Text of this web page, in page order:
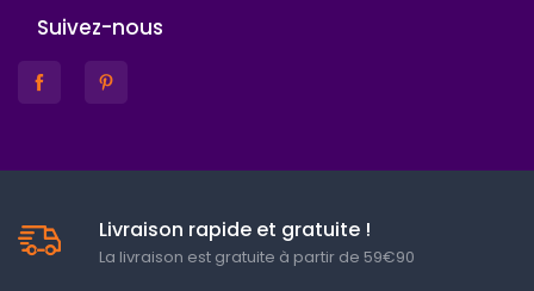
Suivez-nous
Livraison rapide et gratuite !
La livraison est gratuite à partir de 59€90